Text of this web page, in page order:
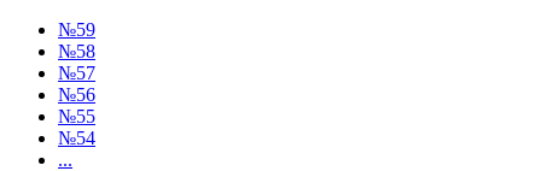
№59
№58
№57
№56
№55
№54
...